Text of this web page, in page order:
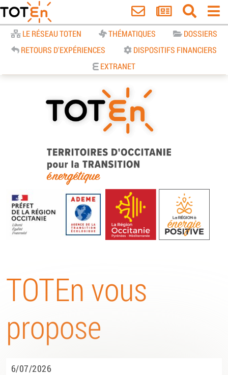
LE RÉSEAU TOTEN THÉMATIQUES
DOSSIERS
RETOURS D'EXPÉRIENCES
DISPOSITIFS FINANCIERS
EXTRANET
TOTEn Occitanie | Territoires
d’Occitanie pour la Transition
Energétique
TOTEn vous
propose
6/07/2026